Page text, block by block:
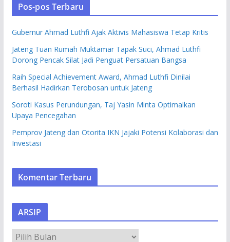
Pos-pos Terbaru
Gubernur Ahmad Luthfi Ajak Aktivis Mahasiswa Tetap Kritis
Jateng Tuan Rumah Muktamar Tapak Suci, Ahmad Luthfi
Dorong Pencak Silat Jadi Penguat Persatuan Bangsa
Raih Special Achievement Award, Ahmad Luthfi Dinilai
Berhasil Hadirkan Terobosan untuk Jateng
Soroti Kasus Perundungan, Taj Yasin Minta Optimalkan
Upaya Pencegahan
Pemprov Jateng dan Otorita IKN Jajaki Potensi Kolaborasi dan
Investasi
Komentar Terbaru
ARSIP